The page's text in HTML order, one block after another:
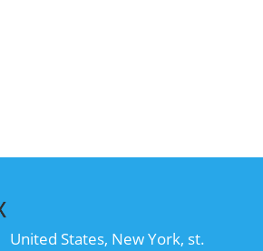
United States, New York, st.